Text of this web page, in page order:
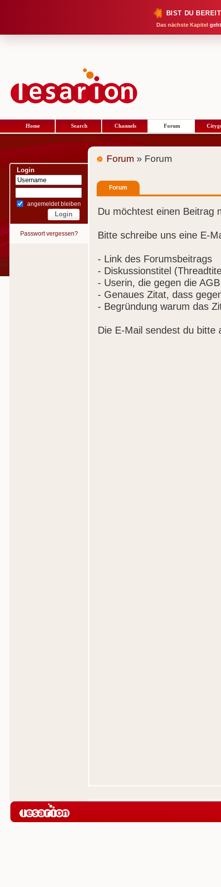
BIST DU
Das nächste Kapitel
Home Search Channels Forum
Login
angemeldet bleiben
Passwort vergessen?
Forum » Forum
Forum
Du möchtest einen Beitrag
Bitte schreibe uns eine E-
- Link des Forumsbeitrags
- Diskussionstitel
- Userin, die gegen die
- Genaues Zitat, dass
- Begründung warum das
Die E-Mail sendest du bitte